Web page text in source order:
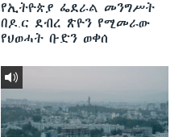
የኢትዮጵያ ፌደራል መንግሥት
በዶ.ር ደብረ ጽዮን የሚመራው
የህወሓት ቡድን ወቀሰ